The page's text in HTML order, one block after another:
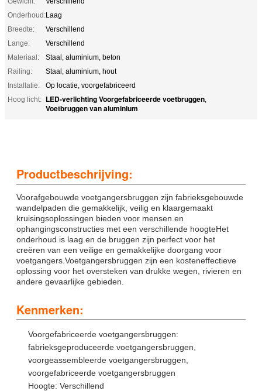
Onderhoud:Laag
Breedte:
Verschillend
Lange:
Verschillend
Materiaal:
Staal, aluminium, beton
Railing:
Staal, aluminium, hout
Installatie:
Op locatie, voorgefabriceerd
Hoog licht: LED-verlichting Voorgefabriceerde voetbruggen,
Voetbruggen van aluminium
Productbeschrijving:
Voorafgebouwde voetgangersbruggen zijn fabrieksgebouwde
wandelpaden die gemakkelijk, veilig en klaargemaakt
kruisingsoplossingen bieden voor mensen.en
ophangingsconstructies met een verschillende hoogteHet
onderhoud is laag en de bruggen zijn perfect voor het
creëren van een veilige en gemakkelijke doorgang voor
voetgangers.Voetgangersbruggen zijn een kosteneffectieve
oplossing voor het oversteken van drukke wegen, rivieren en
andere gevaarlijke gebieden.
Kenmerken:
Voorgefabriceerde voetgangersbruggen:
fabrieksgeproduceerde voetgangersbruggen,
voorgeassembleerde voetgangersbruggen,
voorgefabriceerde voetgangersbruggen
Hoogte: Verschillend